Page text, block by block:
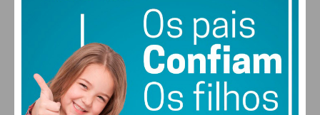
21°
SEG
30
TER
31°
QUA
32°
QUI